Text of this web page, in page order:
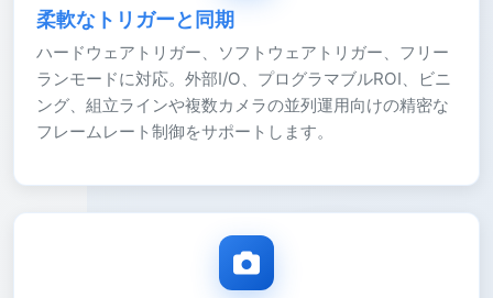
柔軟なトリガーと同期
ハードウェアトリガー、ソフトウェアトリガー、フリー
ランモードに対応。外部I/O、プログラマブルROI、ビニ
ング、組立ラインや複数カメラの並列運用向けの精密な
フレームレート制御をサポートします。